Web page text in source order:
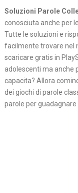
Soluzioni Parole
conosciuta anche per
Tutte le soluzioni e
facilmente trovare nel
scaricare gratis in
adolescenti ma anche
capacita? Allora
dei giochi di parole
parole per